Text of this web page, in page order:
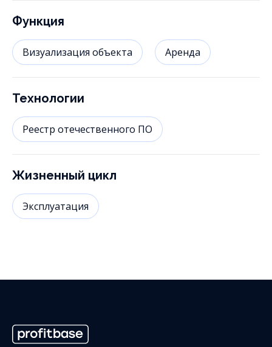
Функция
Визуализация объекта Аренда
Технологии
Реестр отечественного ПО
Жизненный цикл
Эксплуатация